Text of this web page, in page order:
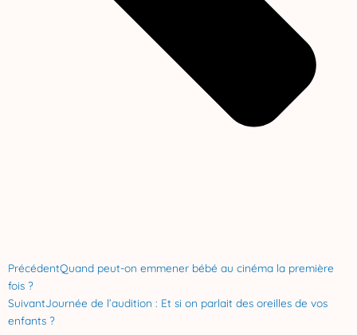
PrécédentQuand peut-on emmener bébé au cinéma la première
fois ?
SuivantJournée de l’audition : Et si on parlait des oreilles de vos
enfants ?